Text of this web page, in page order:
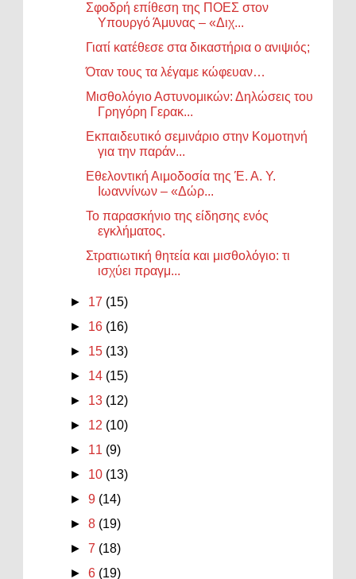
Σφοδρή επίθεση της ΠΟΕΣ στον
Υπουργό Άμυνας – «Διχ...
Γιατί κατέθεσε στα δικαστήρια ο ανιψιός;
Όταν τους τα λέγαμε κώφευαν…
Μισθολόγιο Αστυνομικών: Δηλώσεις του
Γρηγόρη Γερακ...
Εκπαιδευτικό σεμινάριο στην Κομοτηνή
για την παράν...
Εθελοντική Αιμοδοσία της Έ. Α. Υ.
Ιωαννίνων – «Δώρ...
Το παρασκήνιο της είδησης ενός
εγκλήματος.
Στρατιωτική θητεία και μισθολόγιο: τι
ισχύει πραγμ...
► 17 (15)
► 16 (16)
► 15 (13)
► 14 (15)
► 13 (12)
► 12 (10)
► 11 (9)
► 10 (13)
►9 (14)
►8 (19)
►7 (18)
►6 (19)